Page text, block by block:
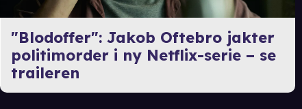
"Blodoffer": Jakob Oftebro jakter
politimorder i ny Netflix-serie – se
traileren